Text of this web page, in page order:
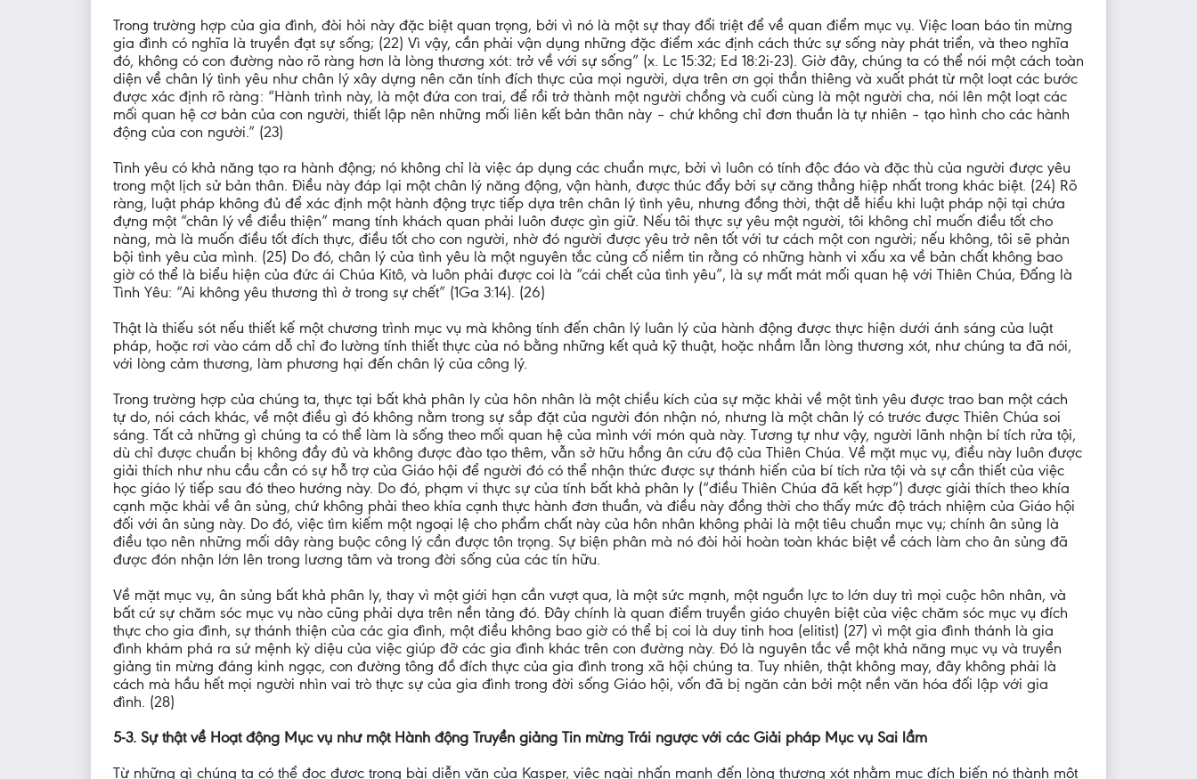
Trong trường hợp của gia đình, đòi hỏi này đặc biệt quan trọng, bởi vì nó là một sự thay đổi triệt để về quan điểm mục vụ. Việc loan báo tin mừng
gia đình có nghĩa là truyền đạt sự sống; (22) Vì vậy, cần phải vận dụng những đặc điểm xác định cách thức sự sống này phát triển, và theo nghĩa
đó, không có con đường nào rõ ràng hơn là lòng thương xót: trở về với sự sống” (x. Lc 15:32; Ed 18:2i-23). Giờ đây, chúng ta có thể nói một cách toàn
diện về chân lý tình yêu như chân lý xây dựng nên căn tính đích thực của mọi người, dựa trên ơn gọi thần thiêng và xuất phát từ một loạt các bước
được xác định rõ ràng: “Hành trình này, là một đứa con trai, để rồi trở thành một người chồng và cuối cùng là một người cha, nói lên một loạt các
mối quan hệ cơ bản của con người, thiết lập nên những mối liên kết bản thân này – chứ không chỉ đơn thuần là tự nhiên – tạo hình cho các hành
động của con người.” (23)
Tình yêu có khả năng tạo ra hành động; nó không chỉ là việc áp dụng các chuẩn mực, bởi vì luôn có tính độc đáo và đặc thù của người được yêu
trong một lịch sử bản thân. Điều này đáp lại một chân lý năng động, vận hành, được thúc đẩy bởi sự căng thẳng hiệp nhất trong khác biệt. (24) Rõ
ràng, luật pháp không đủ để xác định một hành động trực tiếp dựa trên chân lý tình yêu, nhưng đồng thời, thật dễ hiểu khi luật pháp nội tại chứa
đựng một “chân lý về điều thiện” mang tính khách quan phải luôn được gìn giữ. Nếu tôi thực sự yêu một người, tôi không chỉ muốn điều tốt cho
nàng, mà là muốn điều tốt đích thực, điều tốt cho con người, nhờ đó người được yêu trở nên tốt với tư cách một con người; nếu không, tôi sẽ phản
bội tình yêu của mình. (25) Do đó, chân lý của tình yêu là một nguyên tắc củng cố niềm tin rằng có những hành vi xấu xa về bản chất không bao
giờ có thể là biểu hiện của đức ái Chúa Kitô, và luôn phải được coi là “cái chết của tình yêu”, là sự mất mát mối quan hệ với Thiên Chúa, Đấng là
Tình Yêu: “Ai không yêu thương thì ở trong sự chết” (1Ga 3:14). (26)
Thật là thiếu sót nếu thiết kế một chương trình mục vụ mà không tính đến chân lý luân lý của hành động được thực hiện dưới ánh sáng của luật
pháp, hoặc rơi vào cám dỗ chỉ đo lường tính thiết thực của nó bằng những kết quả kỹ thuật, hoặc nhầm lẫn lòng thương xót, như chúng ta đã nói,
với lòng cảm thương, làm phương hại đến chân lý của công lý.
Trong trường hợp của chúng ta, thực tại bất khả phân ly của hôn nhân là một chiều kích của sự mặc khải về một tình yêu được trao ban một cách
tự do, nói cách khác, về một điều gì đó không nằm trong sự sắp đặt của người đón nhận nó, nhưng là một chân lý có trước được Thiên Chúa soi
sáng. Tất cả những gì chúng ta có thể làm là sống theo mối quan hệ của mình với món quà này. Tương tự như vậy, người lãnh nhận bí tích rửa tội,
dù chỉ được chuẩn bị không đầy đủ và không được đào tạo thêm, vẫn sở hữu hồng ân cứu độ của Thiên Chúa. Về mặt mục vụ, điều này luôn được
giải thích như nhu cầu cần có sự hỗ trợ của Giáo hội để người đó có thể nhận thức được sự thánh hiến của bí tích rửa tội và sự cần thiết của việc
học giáo lý tiếp sau đó theo hướng này. Do đó, phạm vi thực sự của tính bất khả phân ly (“điều Thiên Chúa đã kết hợp”) được giải thích theo khía
cạnh mặc khải về ân sủng, chứ không phải theo khía cạnh thực hành đơn thuần, và điều này đồng thời cho thấy mức độ trách nhiệm của Giáo hội
đối với ân sủng này. Do đó, việc tìm kiếm một ngoại lệ cho phẩm chất này của hôn nhân không phải là một tiêu chuẩn mục vụ; chính ân sủng là
điều tạo nên những mối dây ràng buộc công lý cần được tôn trọng. Sự biện phân mà nó đòi hỏi hoàn toàn khác biệt về cách làm cho ân sủng đã
được đón nhận lớn lên trong lương tâm và trong đời sống của các tín hữu.
Về mặt mục vụ, ân sủng bất khả phân ly, thay vì một giới hạn cần vượt qua, là một sức mạnh, một nguồn lực to lớn duy trì mọi cuộc hôn nhân, và
bất cứ sự chăm sóc mục vụ nào cũng phải dựa trên nền tảng đó. Đây chính là quan điểm truyền giáo chuyên biệt của việc chăm sóc mục vụ đích
thực cho gia đình, sự thánh thiện của các gia đình, một điều không bao giờ có thể bị coi là duy tinh hoa (elitist) (27) vì một gia đình thánh là gia
đình khám phá ra sứ mệnh kỳ diệu của việc giúp đỡ các gia đình khác trên con đường này. Đó là nguyên tắc về một khả năng mục vụ và truyền
giảng tin mừng đáng kinh ngạc, con đường tông đồ đích thực của gia đình trong xã hội chúng ta. Tuy nhiên, thật không may, đây không phải là
cách mà hầu hết mọi người nhìn vai trò thực sự của gia đình trong đời sống Giáo hội, vốn đã bị ngăn cản bởi một nền văn hóa đối lập với gia
đình. (28)
5-3. Sự thật về Hoạt động Mục vụ như một Hành động Truyền giảng Tin mừng Trái ngược với các Giải pháp Mục vụ Sai lầm
Từ những gì chúng ta có thể đọc được trong bài diễn văn của Kasper, việc ngài nhấn mạnh đến lòng thương xót nhằm mục đích biến nó thành một